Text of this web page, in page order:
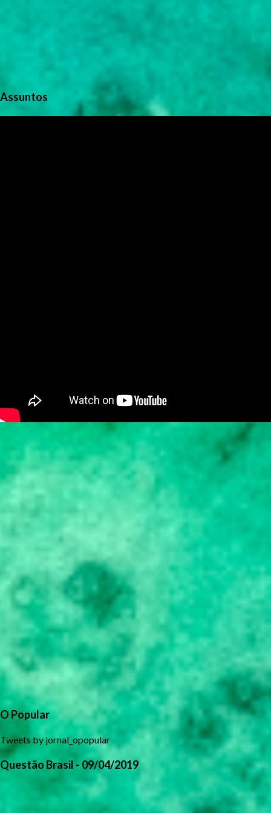
Assuntos
O Popular
Tweets by jornal_opopular
Questão Brasil - 09/04/2019